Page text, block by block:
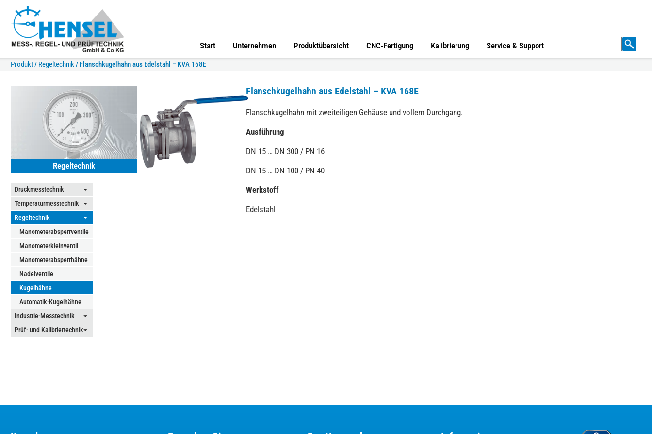
Start Unternehmen Produktübersicht CNC-Fertigung Kalibrierung Service & Support
Suchen
nach:
Produkt/ Regeltechnik/ Flanschkugelhahn aus Edelstahl – KVA 168E
Regeltechnik
Druckmesstechnik
⏷
Temperaturmesstechnik
⏷
Regeltechnik
Manometerabsperrventile
Manometerkleinventil
Manometerabsperrhähne
Nadelventile
Kugelhähne
Automatik-Kugelhähne
⏷
Industrie-Messtechnik
⏷
Prüf- und Kalibriertechnik⏷
Flanschkugelhahn aus Edelstahl – KVA 168E
Flanschkugelhahn mit zweiteiligen Gehäuse und vollem Durchgang.
Ausführung
DN 15 … DN 300 / PN 16
DN 15 … DN 100 / PN 40
Werkstoff
Edelstahl